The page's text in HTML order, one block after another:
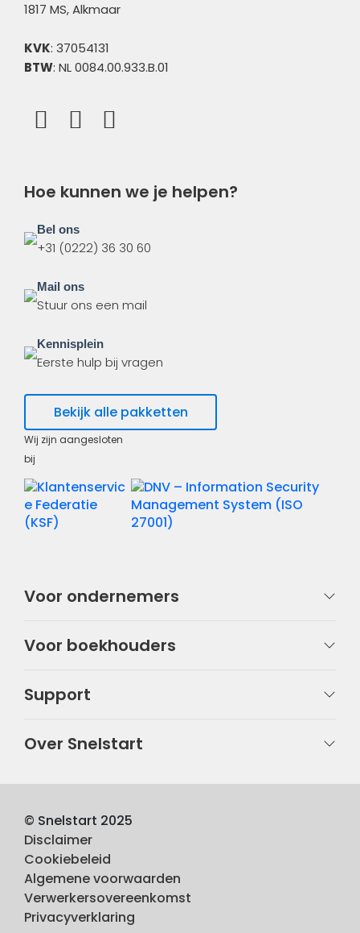
1817 MS, Alkmaar
KVK: 37054131
BTW: NL 0084.00.933.B.01
Hoe kunnen we je helpen?
Bel ons
+31 (0222) 36 30 60
Mail ons
Stuur ons een mail
Kennisplein
Eerste hulp bij vragen
Bekijk alle pakketten
Wij zijn aangesloten
bij
Voor ondernemers
Voor boekhouders
Support
Over Snelstart
© Snelstart 2025
Disclaimer
Cookiebeleid
Algemene voorwaarden
Verwerkersovereenkomst
Privacyverklaring